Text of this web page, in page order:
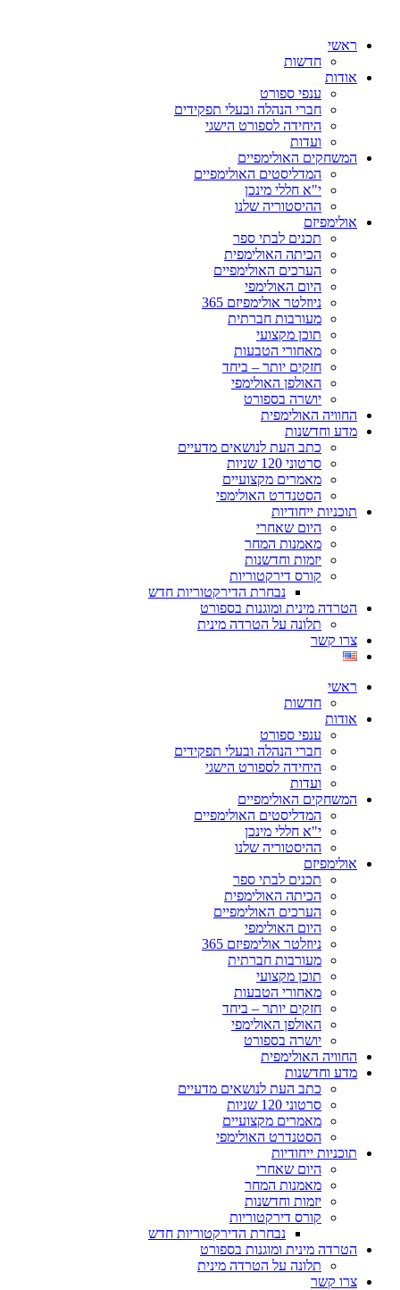
ראשי
חדשות
אודות
ענפי ספורט
חברי הנהלה ובעלי תפקידים
היחידה לספורט הישגי
ועדות
המשחקים האולימפיים
המדליסטים האולימפיים
י"א חללי מינכן
ההיסטוריה שלנו
אולימפיזם
תכנים לבתי ספר
הכיתה האולימפית
הערכים האולימפיים
היום האולימפי
ניוזלטר אולימפיזם 365
מעורבות חברתית
תוכן מקצועי
מאחורי הטבעות
חזקים יותר – ביחד
האולפן האולימפי
יושרה בספורט
החוויה האולימפית
מדע וחדשנות
כתב העת לנושאים מדעיים
סרטוני 120 שניות
מאמרים מקצועיים
הסטנדרט האולימפי
תוכניות ייחודיות
היום שאחרי
מאמנות המחר
יזמות וחדשנות
קורס דירקטוריות
נבחרת הדירקטוריות חדש
הטרדה מינית ומוגנות בספורט
תלונה על הטרדה מינית
צרו קשר
ראשי
חדשות
אודות
ענפי ספורט
חברי הנהלה ובעלי תפקידים
היחידה לספורט הישגי
ועדות
המשחקים האולימפיים
המדליסטים האולימפיים
י"א חללי מינכן
ההיסטוריה שלנו
אולימפיזם
תכנים לבתי ספר
הכיתה האולימפית
הערכים האולימפיים
היום האולימפי
ניוזלטר אולימפיזם 365
מעורבות חברתית
תוכן מקצועי
מאחורי הטבעות
חזקים יותר – ביחד
האולפן האולימפי
יושרה בספורט
החוויה האולימפית
מדע וחדשנות
כתב העת לנושאים מדעיים
סרטוני 120 שניות
מאמרים מקצועיים
הסטנדרט האולימפי
תוכניות ייחודיות
היום שאחרי
מאמנות המחר
יזמות וחדשנות
קורס דירקטוריות
נבחרת הדירקטוריות חדש
הטרדה מינית ומוגנות בספורט
תלונה על הטרדה מינית
צרו קשר